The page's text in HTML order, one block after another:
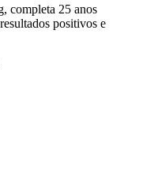
completa 25 anos
positivos e